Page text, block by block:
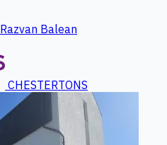
Razvan Balean
CHESTERTONS